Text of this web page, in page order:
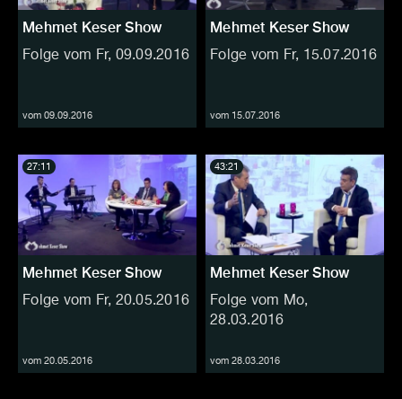
Mehmet Keser Show
Folge vom Fr, 09.09.2016
vom 09.09.2016
Mehmet Keser Show
Folge vom Fr, 15.07.2016
vom 15.07.2016
Mehmet Keser Show
Folge vom Fr, 20.05.2016
vom 20.05.2016
27:11
Mehmet Keser Show
Folge vom Mo,
28.03.2016
vom 28.03.2016
43:21